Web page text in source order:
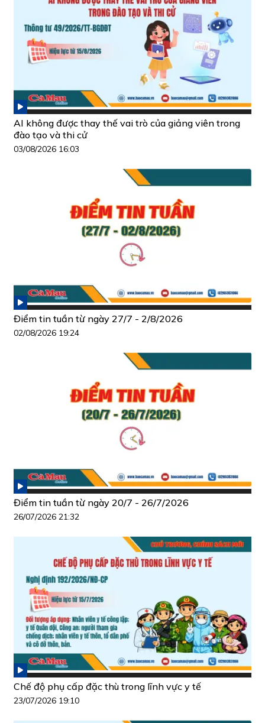
AI không được thay thế vai trò của giảng viên trong
đào tạo và thi cử
03/08/2026 16:03
Điểm tin tuần từ ngày 27/7 - 2/8/2026
02/08/2026 19:24
Điểm tin tuần từ ngày 20/7 - 26/7/2026
26/07/2026 21:32
Chế độ phụ cấp đặc thù trong lĩnh vực y tế
23/07/2026 19:10